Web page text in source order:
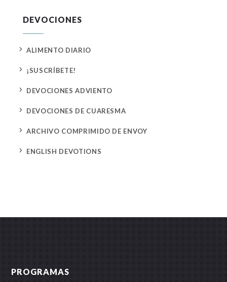
DEVOCIONES
5 ALIMENTO DIARIO
5 ¡SUSCRÍBETE!
5 DEVOCIONES ADVIENTO
5 DEVOCIONES DE CUARESMA
5 ARCHIVO COMPRIMIDO DE ENVOY
5 ENGLISH DEVOTIONS
PROGRAMAS